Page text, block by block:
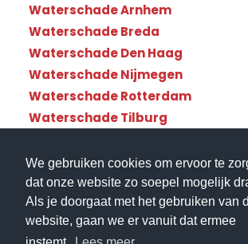
We gebruiken cookies om ervoor te
dat onze website zo soepel mogelijk
Als je doorgaat met het gebruiken van
website, gaan we er vanuit dat ermee
Waterschade Arnhem
Waterschade Breda
Waterschade Den Haag
Waterschade Nijmegen
Waterschade Rotterdam
Waterschade Tilburg
© Copyright Waterschade112 -